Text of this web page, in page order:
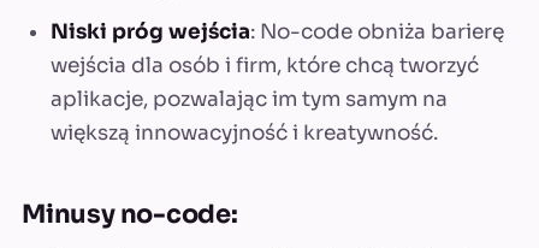
Niski próg wejścia: No-code obniża barierę
wejścia dla osób i firm, które chcą tworzyć
aplikacje, pozwalając im tym samym na
większą innowacyjność i kreatywność.
Minusy no-code: